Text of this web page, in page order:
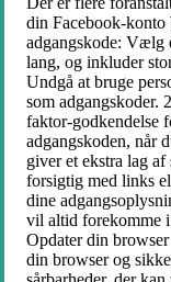
din Facebook-
adgangskode: Vælg
lang, og inkluder
Undgå at bruge
som adgangskoder.
faktor-godkendelse
adgangskoden, når
giver et ekstra lag
forsigtig med links
dine
vil altid forekomme i
Opdater din
din browser og